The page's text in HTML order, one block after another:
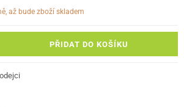
až bude zboží skladem
PŘIDAT DO KOŠÍKU